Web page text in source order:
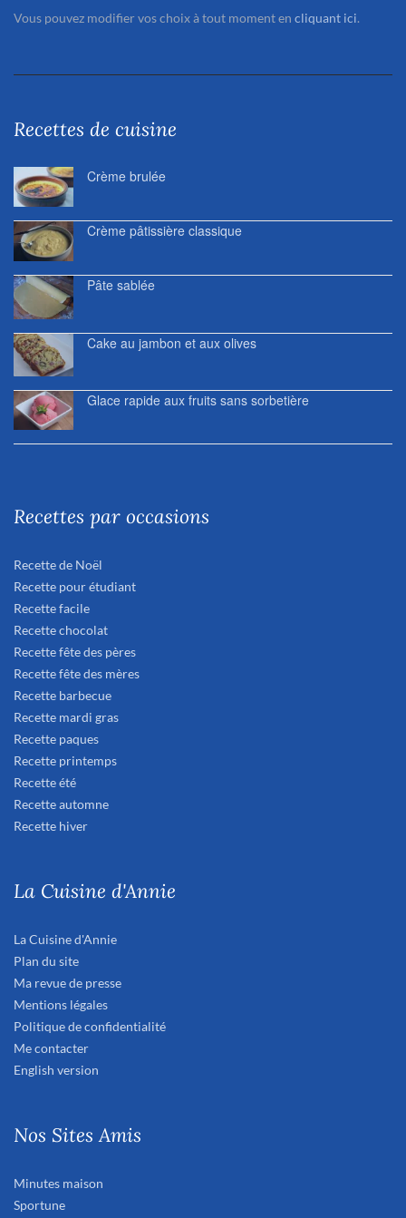
Vous pouvez modifier vos choix à tout moment en cliquant ici.
Recettes de cuisine
Crème brulée
Crème pâtissière classique
Pâte sablée
Cake au jambon et aux olives
Glace rapide aux fruits sans sorbetière
Recettes par occasions
Recette de Noël
Recette pour étudiant
Recette facile
Recette chocolat
Recette fête des pères
Recette fête des mères
Recette barbecue
Recette mardi gras
Recette paques
Recette printemps
Recette été
Recette automne
Recette hiver
La Cuisine d'Annie
La Cuisine d'Annie
Plan du site
Ma revue de presse
Mentions légales
Politique de confidentialité
Me contacter
English version
Nos Sites Amis
Minutes maison
Sportune